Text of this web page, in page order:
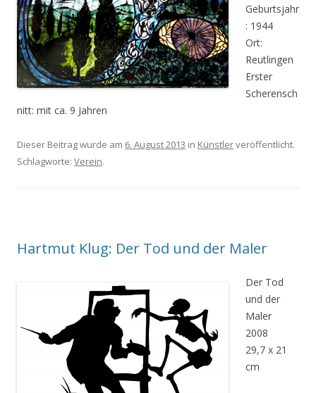
Geburtsjahr
: 1944
Ort:
Reutlingen
Erster
Scherensch
nitt: mit ca. 9 Jahren
Dieser Beitrag wurde am 6. August 2013 in Künstlerveröffentlicht.
Schlagworte: Verein.
Hartmut Klug: Der Tod und der Maler
Der Tod
und der
Maler
2008
29,7 x 21
cm